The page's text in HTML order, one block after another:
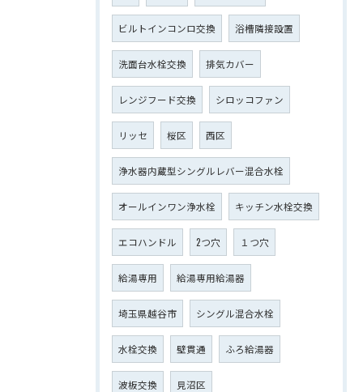
ビルトインコンロ交換 浴槽隣接設置
洗面台水栓交換 排気カバー
レンジフード交換 シロッコファン
リッセ 桜区 西区
浄水器内蔵型シングルレバー混合水栓
オールインワン浄水栓 キッチン水栓交換
エコハンドル 2つ穴 １つ穴
給湯専用 給湯専用給湯器
埼玉県越谷市 シングル混合水栓
水栓交換 壁貫通 ふろ給湯器
波板交換 見沼区